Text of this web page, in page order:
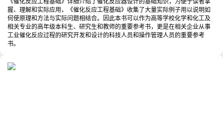
握、理解和实际应用，《催化反应工程基础》收集了大量实际例子用以说明如
何使原理和方法与实际问题相结合。因此本书可以作为高等学校化学和化工及
相关专业的高年级本科生、研究生和教师的重要参考书，更是在相关企业从事
工业催化反应过程的研究开发和设计的科技人员和操作管理人员的重要参考
书。